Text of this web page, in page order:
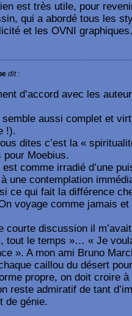
est très utile, pour
qui a abordé tous les
et les OVNI graphiques.
dit :
d’accord avec les
semble aussi complet et
!).
dites c’est la «
pour Moebius.
est comme irradié d’une
une contemplation
ce qui fait la différence
voyage comme jamais
courte discussion il
tout le temps »… « Je
». A mon ami Bruno
caillou du désert
propre, on doit croire
reste admiratif de tant
de génie.